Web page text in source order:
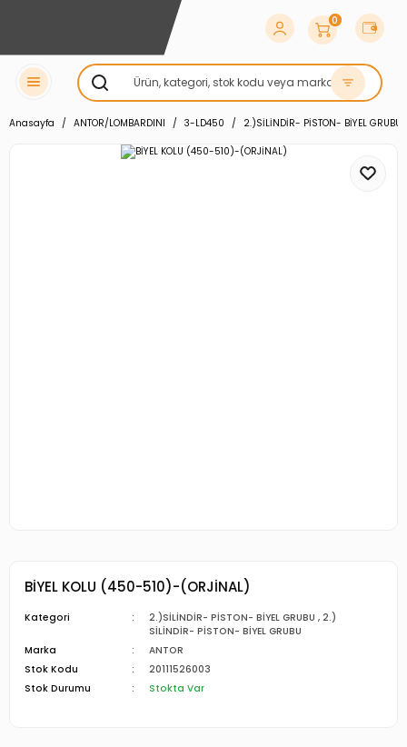
0
Anasayfa ANTOR/LOMBARDINI 3-LD450 2.)SİLİNDİR- PİSTON- BİYEL GRUBU
BİYEL KOLU (450-510)-(ORJİNAL)
Kategori 2.)SİLİNDİR- PİSTON- BİYEL GRUBU ,2.)
SİLİNDİR- PİSTON- BİYEL GRUBU
Marka
ANTOR
Stok Kodu
20111526003
Stok Durumu
Stokta Var